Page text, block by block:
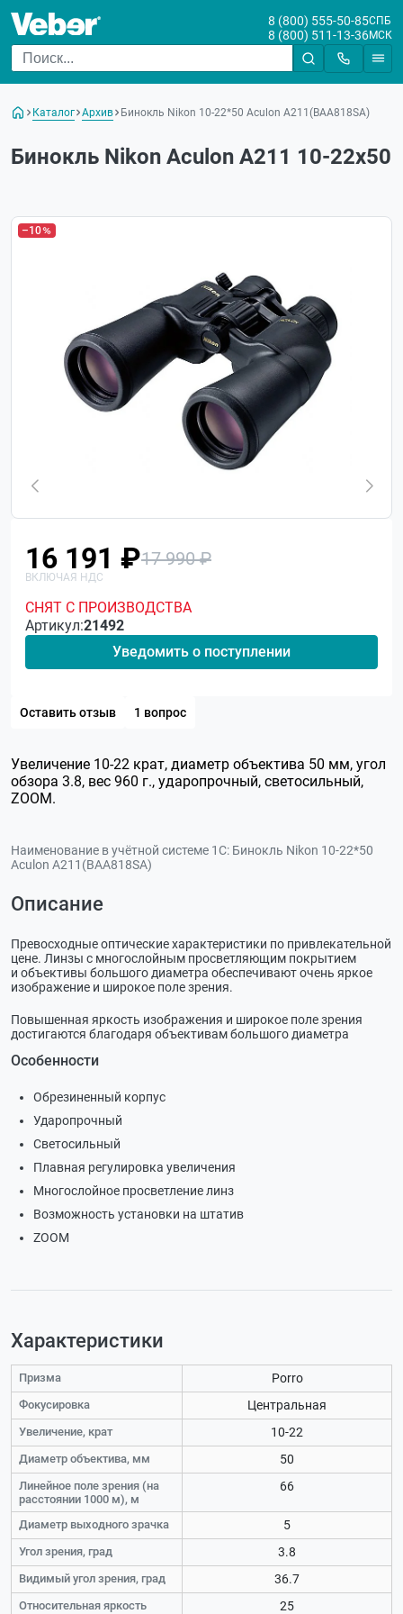
8 (800) 555-50-85СПБ
8 (800) 511-13-36МСК
Каталог Архив Бинокль Nikon 10-22*50 Aculon A211(BAA818SA)
Бинокль Nikon Aculon A211 10-22x50
–10
16 191 ₽17 990 ₽
СНЯТ С ПРОИЗВОДСТВА
Артикул:21492
Уведомить о поступлении
Оставить отзыв 1 вопрос
Увеличение 10-22 крат, диаметр объектива 50 мм, угол
обзора 3.8, вес 960 г., ударопрочный, светосильный,
ZOOM.
Наименование в учётной системе 1С: Бинокль Nikon 10-22*50
Aculon A211(BAA818SA)
Описание
Превосходные оптические характеристики по привлекательной
цене. Линзы с многослойным просветляющим покрытием
и объективы большого диаметра обеспечивают очень яркое
изображение и широкое поле зрения.
Повышенная яркость изображения и широкое поле зрения
достигаются благодаря объективам большого диаметра
Особенности
Обрезиненный корпус
Ударопрочный
Светосильный
Плавная регулировка увеличения
Многослойное просветление линз
Возможность установки на штатив
ZOOM
Характеристики
Призма Porro
Фокусировка Центральная
Увеличение, крат 10-22
Диаметр объектива, мм 50
Линейное поле зрения (на
расстоянии 1000 м), м
66
Диаметр выходного зрачка 5
Угол зрения, град 3.8
Видимый угол зрения, град 36.7
Относительная яркость 25